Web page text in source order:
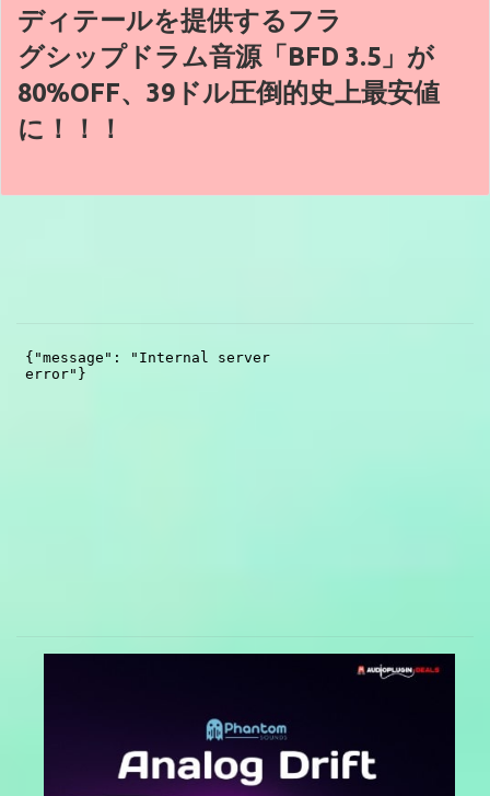
ディテールを提供するフラ
グシップドラム音源「BFD 3.5」が
80%OFF、39ドル圧倒的史上最安値
に！！！